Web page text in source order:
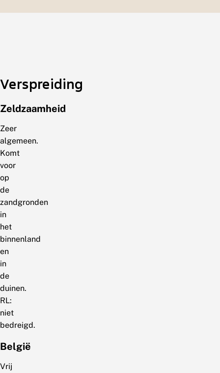
Verspreiding
Zeldzaamheid
Zeer
algemeen.
Komt
voor
op
de
zandgronden
in
het
binnenland
en
in
de
duinen.
RL:
niet
bedreigd.
België
Vrij